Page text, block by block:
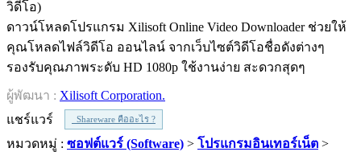
ดาวน์โหลดโปรแกรม Xilisoft Online Video Downloader ช่วยให้
คุณโหลดไฟล์วิดีโอ ออนไลน์ จากเว็บไซต์วิดีโอชื่อดังต่างๆ
รองรับคุณภาพระดับ HD 1080p ใช้งานง่าย สะดวกสุดๆ
ผู้พัฒนา : Xilisoft Corporation.
แชร์แวร์
Shareware คืออะไร ?
หมวดหมู่ : ซอฟต์แวร์ (Software) > โปรแกรมอินเทอร์เน็ต >